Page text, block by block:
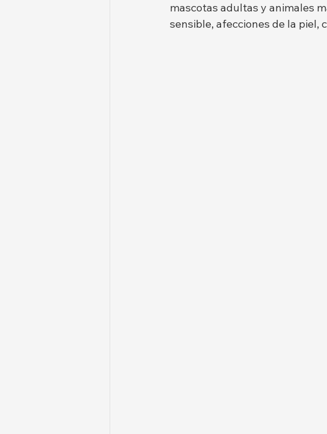
mascotas adultas y animales
sensible, afecciones de la piel,